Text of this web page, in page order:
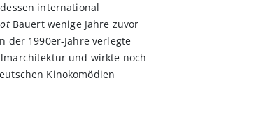
international
Bauert wenige Jahre zuvor
der 1990er-Jahre verlegte
und wirkte noch
Kinokomödien